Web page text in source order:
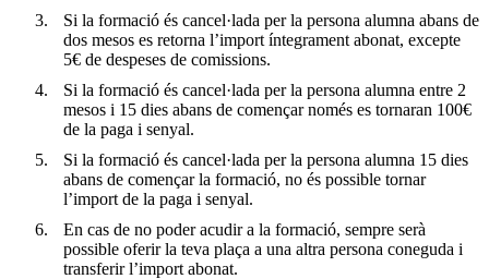
Si la formació és cancel·lada per la persona alumna abans de
dos mesos es retorna l’import íntegrament abonat, excepte
5€ de despeses de comissions.
Si la formació és cancel·lada per la persona alumna entre 2
mesos i 15 dies abans de començar només es tornaran 100€
de la paga i senyal.
Si la formació és cancel·lada per la persona alumna 15 dies
abans de començar la formació, no és possible tornar
l’import de la paga i senyal.
En cas de no poder acudir a la formació, sempre serà
possible oferir la teva plaça a una altra persona coneguda i
transferir l’import abonat.